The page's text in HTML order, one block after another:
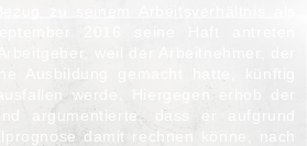
weil der Arbeitnehmer, der
werde. Hiergegen erhob der
argumentierte, dass er aufgrund
damit rechnen könne, nach